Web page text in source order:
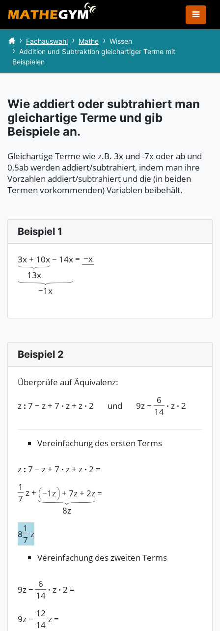
Fachauswahl Mathe
Wissen
Addition und Subtraktion gleichartiger Terme mit
Beispielen
Wie addiert oder subtrahiert man
gleichartige Terme und gib
Beispiele an.
Gleichartige Terme wie z.B. 3x und -7x oder ab und
0,5ab werden addiert/subtrahiert, indem man ihre
Vorzahlen addiert/subtrahiert und die (in beiden
Termen vorkommenden) Variablen beibehält.
Beispiel 1
3x+ 10x
13x
− 14x
−1x
= −x
Beispiel 2
Überprüfe auf Äquivalenz:
z : 7 − z+ 7 · z+ z · 2 und 9z−
6
14
· z · 2
Vereinfachung des ersten Terms
z : 7 − z+ 7 · z+ z · 2 =
1
7
z+ −1z + 7z+ 2z
8z
=
8
1
7
z
Vereinfachung des zweiten Terms
9z−
6
14
· z · 2 =
9z−
12
14
z =